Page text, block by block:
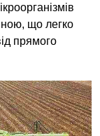
що легко
прямого